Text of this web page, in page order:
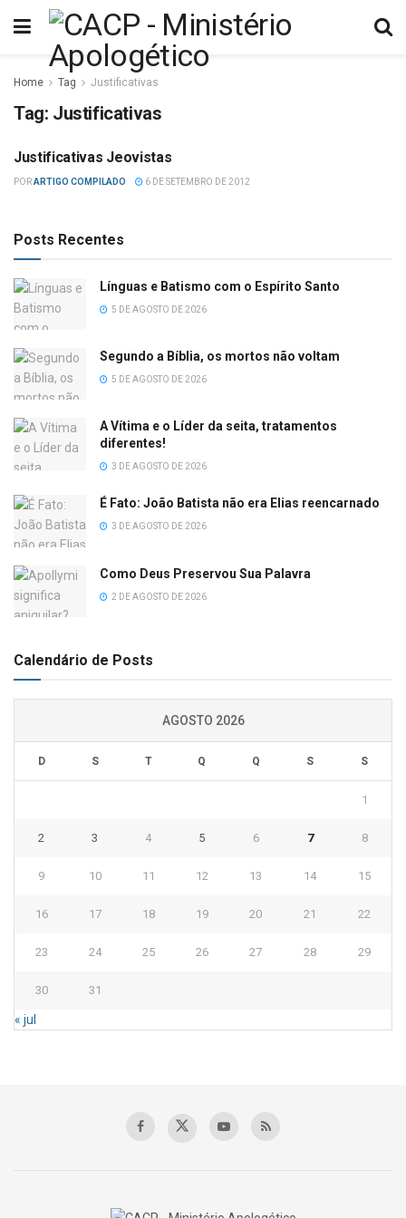
Home Tag Justificativas
Tag: Justificativas
MISCELÂNEA
Justificativas Jeovistas
PORARTIGO COMPILADO 6 DE SETEMBRO DE 2012
Posts Recentes
Línguas e Batismo com o Espírito Santo
5 DE AGOSTO DE 2026
Segundo a Bíblia, os mortos não voltam
5 DE AGOSTO DE 2026
A Vítima e o Líder da seita, tratamentos
diferentes!
3 DE AGOSTO DE 2026
É Fato: João Batista não era Elias reencarnado
3 DE AGOSTO DE 2026
Como Deus Preservou Sua Palavra
2 DE AGOSTO DE 2026
Calendário de Posts
AGOSTO 2026
D S T Q Q S S
1
2 3 4 5 6 7 8
9 10 11 12 13 14 15
16 17 18 19 20 21 22
23 24 25 26 27 28 29
30 31
« jul